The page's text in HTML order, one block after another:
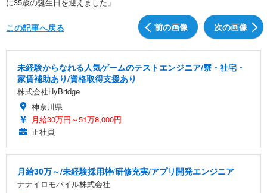
に35歳の誕生日を迎えました」
前の画像 次の画像
この記事へ戻る
未経験からなれる人気ゲームのテストエンジニア/寮・社宅・
家賃補助あり/資格取得支援あり
株式会社HyBridge
神奈川県
月給30万円～51万8,000円
正社員
月給30万～/未経験採用枠/研修充実/アプリ開発エンジニア
ナナイロモバイル株式会社